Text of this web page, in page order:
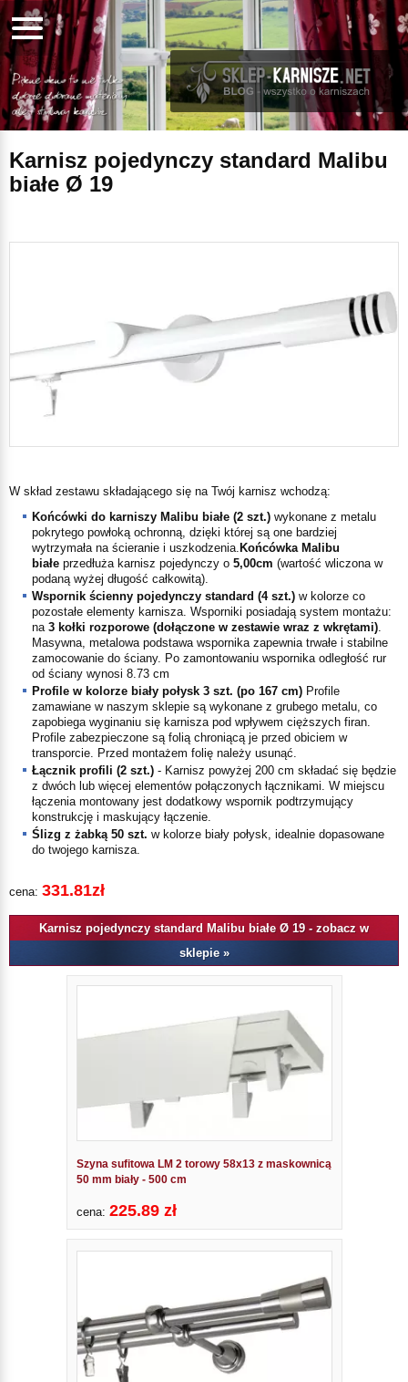
Karnisz pojedynczy standard Malibu
białe Ø 19
W skład zestawu składającego się na Twój karnisz wchodzą:
Końcówki do karniszy Malibu białe (2 szt.) wykonane z metalu
pokrytego powłoką ochronną, dzięki której są one bardziej
wytrzymała na ścieranie i uszkodzenia. Końcówka Malibu
białe przedłuża karnisz pojedynczy o 5,00cm (wartość wliczona w
podaną wyżej długość całkowitą).
Wspornik ścienny pojedynczy standard (4szt.) w kolorze co
pozostałe elementy karnisza. Wsporniki posiadają system montażu:
na 3 kołki rozporowe (dołączone w zestawie wraz z wkrętami).
Masywna, metalowa podstawa wspornika zapewnia trwałe i stabilne
zamocowanie do ściany. Po zamontowaniu wspornika odległość rur
od ściany wynosi 8.73 cm
Profile w kolorze biały połysk 3 szt. (po 167 cm) Profile
zamawiane w naszym sklepie są wykonane z grubego metalu, co
zapobiega wyginaniu się karnisza pod wpływem cięższych firan.
Profile zabezpieczone są folią chroniącą je przed obiciem w
transporcie. Przed montażem folię należy usunąć.
Łącznik profili (2 szt.) - Karnisz powyżej 200 cm składać się będzie
z dwóch lub więcej elementów połączonych łącznikami. W miejscu
łączenia montowany jest dodatkowy wspornik podtrzymujący
konstrukcję i maskujący łączenie.
Ślizg z żabką 50 szt. w kolorze biały połysk, idealnie dopasowane
do twojego karnisza.
cena: 331.81zł
Karnisz pojedynczy standard Malibu białe Ø 19 - zobacz w
sklepie »
Szyna sufitowa LM 2 torowy 58x13 z maskownicą
50 mm biały - 500 cm
cena: 225.89 zł